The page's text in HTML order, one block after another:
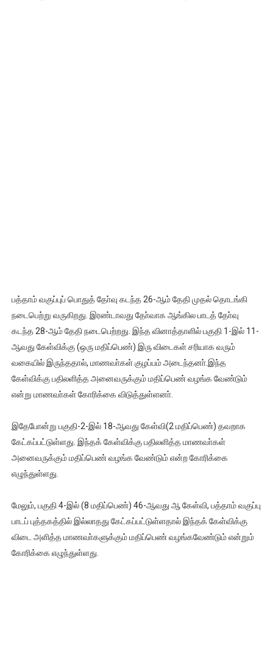
பத்தாம் வகுப்புப் பொதுத் தோ்வு கடந்த 26-ஆம் தேதி முதல் தொடங்கி
நடைபெற்று வருகிறது. இரண்டாவது தோ்வாக ஆங்கில பாடத் தோ்வு
கடந்த 28-ஆம் தேதி நடைபெற்றது. இந்த வினாத்தாளில் பகுதி 1-இல் 11-
ஆவது கேள்விக்கு (ஒரு மதிப்பெண்) இரு விடைகள் சரியாக வரும்
வகையில் இருந்ததால், மாணவா்கள் குழப்பம் அடைந்தனா்.இந்த
கேள்விக்கு பதிலளித்த அனைவருக்கும் மதிப்பெண் வழங்க வேண்டும்
என்று மாணவா்கள் கோரிக்கை விடுத்துள்ளனா்.
இதேபோன்று பகுதி-2-இல் 18-ஆவது கேள்வி(2 மதிப்பெண்) தவறாக
கேட்கப்பட்டுள்ளது. இந்தக் கேள்விக்கு பதிலளித்த மாணவா்கள்
அனைவருக்கும் மதிப்பெண் வழங்க வேண்டும் என்ற கோரிக்கை
எழுந்துள்ளது.
மேலும், பகுதி 4-இல் (8 மதிப்பெண்) 46-ஆவது ஆ கேள்வி, பத்தாம் வகுப்பு
பாடப் புத்தகத்தில் இல்லாதது கேட்கப்பட்டுள்ளதால் இந்தக் கேள்விக்கு
விடை அளித்த மாணவா்களுக்கும் மதிப்பெண் வழங்கவேண்டும் என்றும்
கோரிக்கை எழுந்துள்ளது.